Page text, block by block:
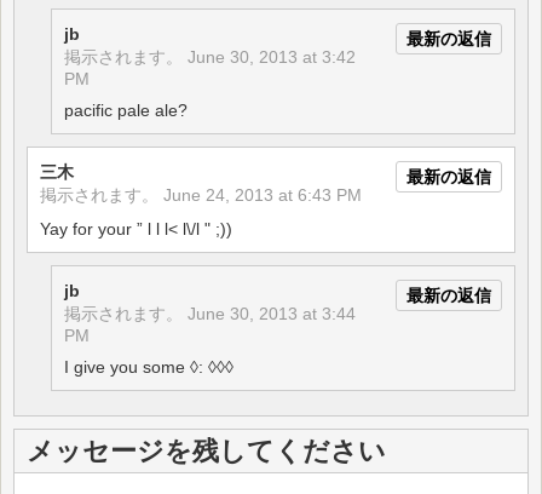
最新の返信
jb
掲示されます。 June 30, 2013 at 3:42
PM
pacific pale ale?
最新の返信
三木
掲示されます。 June 24, 2013 at 6:43 PM
Yay for your ” l l l< l\/l " ;))
最新の返信
jb
掲示されます。 June 30, 2013 at 3:44
PM
I give you some ◊: ◊◊◊
メッセージを残してください